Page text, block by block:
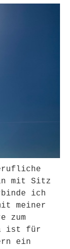
mit Sitz
ich
meiner
zum
ist für
ein